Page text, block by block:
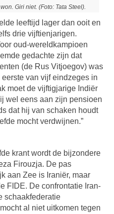
Giri niet. (Foto: Tata Steel).
leeftijd lager dan ooit en
drie vijftienjarigen.
oud-wereldkampioen
gedachte zijn dat
(de Rus Vitjoegov) was
van vijf eindzeges in
moet de vijftigjarige Indiër
wel eens aan zijn pensioen
dat hij van schaken houdt
mocht verdwijnen.”
krant wordt de bijzondere
Firouzja. De pas
aan Zee is Iraniër, maar
FIDE. De confrontatie Iran-
schaakfederatie
al niet uitkomen tegen